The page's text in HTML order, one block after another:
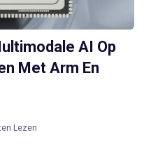
AI Op
Met Arm En
Lezen